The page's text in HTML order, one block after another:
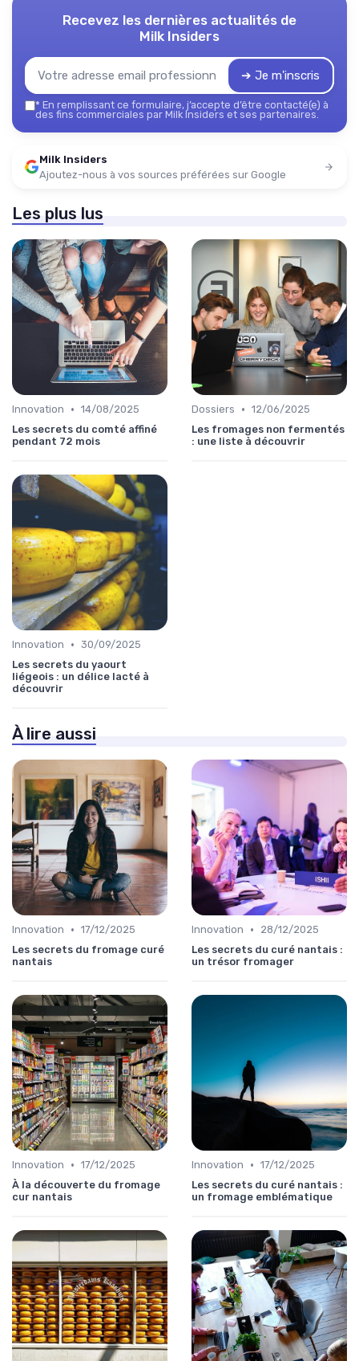
Recevez les dernières actualités de
Milk Insiders
➔ Je m'inscris
* En remplissant ce formulaire, j’accepte d’être contacté(e) à
des fins commerciales par Milk Insiders et ses partenaires.
Milk Insiders
Ajoutez-nous à vos sources préférées sur Google
Les plus lus
Innovation • 14/08/2025
Les secrets du comté affiné
pendant 72 mois
Dossiers • 12/06/2025
Les fromages non fermentés
: une liste à découvrir
Innovation • 30/09/2025
Les secrets du yaourt
liégeois : un délice lacté à
découvrir
À lire aussi
Innovation • 17/12/2025
Les secrets du fromage curé
nantais
Innovation •
28/12/2025
Les secrets du curé nantais :
un trésor fromager
Innovation • 17/12/2025
À la découverte du fromage
cur nantais
Innovation • 17/12/2025
Les secrets du curé nantais :
un fromage emblématique